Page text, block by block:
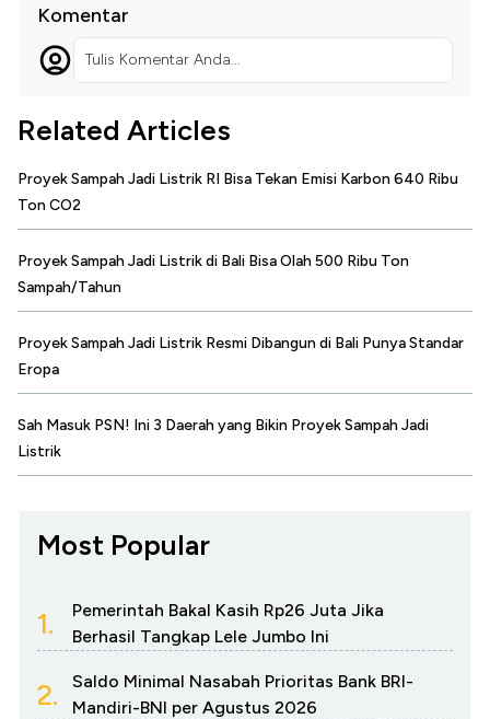
Komentar
Tulis Komentar Anda...
Related Articles
Proyek Sampah Jadi Listrik RI Bisa Tekan Emisi Karbon 640 Ribu
Ton CO2
Proyek Sampah Jadi Listrik di Bali Bisa Olah 500 Ribu Ton
Sampah/Tahun
Proyek Sampah Jadi Listrik Resmi Dibangun di Bali Punya Standar
Eropa
Sah Masuk PSN! Ini 3 Daerah yang Bikin Proyek Sampah Jadi
Listrik
Most Popular
1.
Pemerintah Bakal Kasih Rp26 Juta Jika
Berhasil Tangkap Lele Jumbo Ini
2.
Saldo Minimal Nasabah Prioritas Bank BRI-
Mandiri-BNI per Agustus 2026